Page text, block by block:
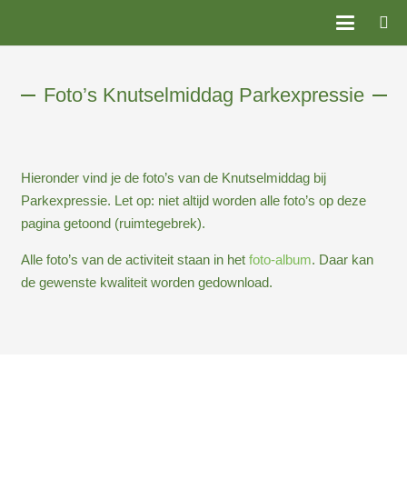
Foto’s Knutselmiddag Parkexpressie
Hieronder vind je de foto’s van de Knutselmiddag bij
Parkexpressie. Let op: niet altijd worden alle foto’s op deze
pagina getoond (ruimtegebrek).
Alle foto’s van de activiteit staan in het foto-album. Daar kan
de gewenste kwaliteit worden gedownload.